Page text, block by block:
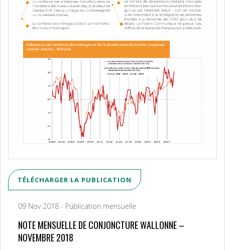
TÉLÉCHARGER LA PUBLICATION
09 Nov 2018 - Publication mensuelle
NOTE MENSUELLE DE CONJONCTURE WALLONNE –
NOVEMBRE 2018